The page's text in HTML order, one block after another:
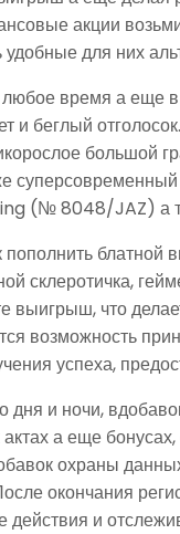
акции
для них
время а еще
беглый
большой
8048/JAZ) а
склеротичка,
что
возможность
успеха,
и ночи,
а еще
охраны
окончания
и